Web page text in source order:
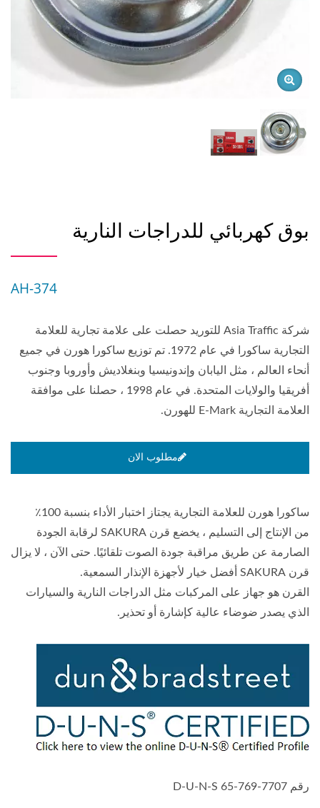
بوق كهربائي للدراجات النارية
AH-374
شركة Asia Traffic للتوريد حصلت على علامة تجارية للعلامة
التجارية ساكورا في عام 1972. تم توزيع ساكورا هورن في جميع
أنحاء العالم ، مثل اليابان وإندونيسيا وبنغلاديش وأوروبا وجنوب
أفريقيا والولايات المتحدة. في عام 1998 ، حصلنا على موافقة
العلامة التجارية E-Mark للهورن.
مطلوب الان
ساكورا هورن للعلامة التجارية يجتاز اختبار الأداء بنسبة 100٪
من الإنتاج إلى التسليم ، يخضع قرن SAKURA لرقابة الجودة
الصارمة عن طريق مراقبة جودة الصوت تلقائيًا. حتى الآن ، لا يزال
قرن SAKURA أفضل خيار لأجهزة الإنذار السمعية.
القرن هو جهاز على المركبات مثل الدراجات النارية والسيارات
الذي يصدر ضوضاء عالية كإشارة أو تحذير.
رقم D-U-N-S 65-769-7707